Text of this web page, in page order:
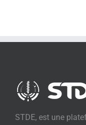
STDE, est une